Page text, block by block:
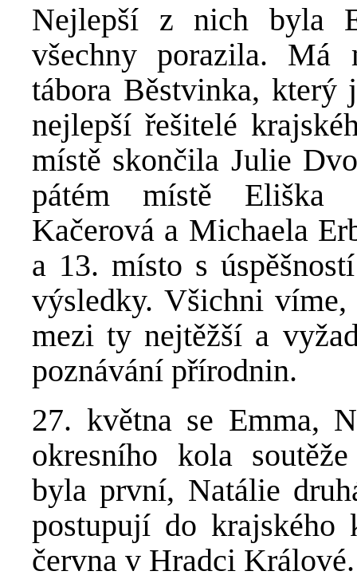
Nejlepší z nich byla
všechny porazila. Má
tábora Běstvinka, který
nejlepší řešitelé
místě skončila Julie
pátém místě Eliška
Kačerová a Michaela
a 13. místo s
výsledky. Všichni
mezi ty nejtěžší a
poznávání přírodnin.
27. května se Emma,
okresního kola
byla první, Natálie
postupují do krajského
června v Hradci Králové.